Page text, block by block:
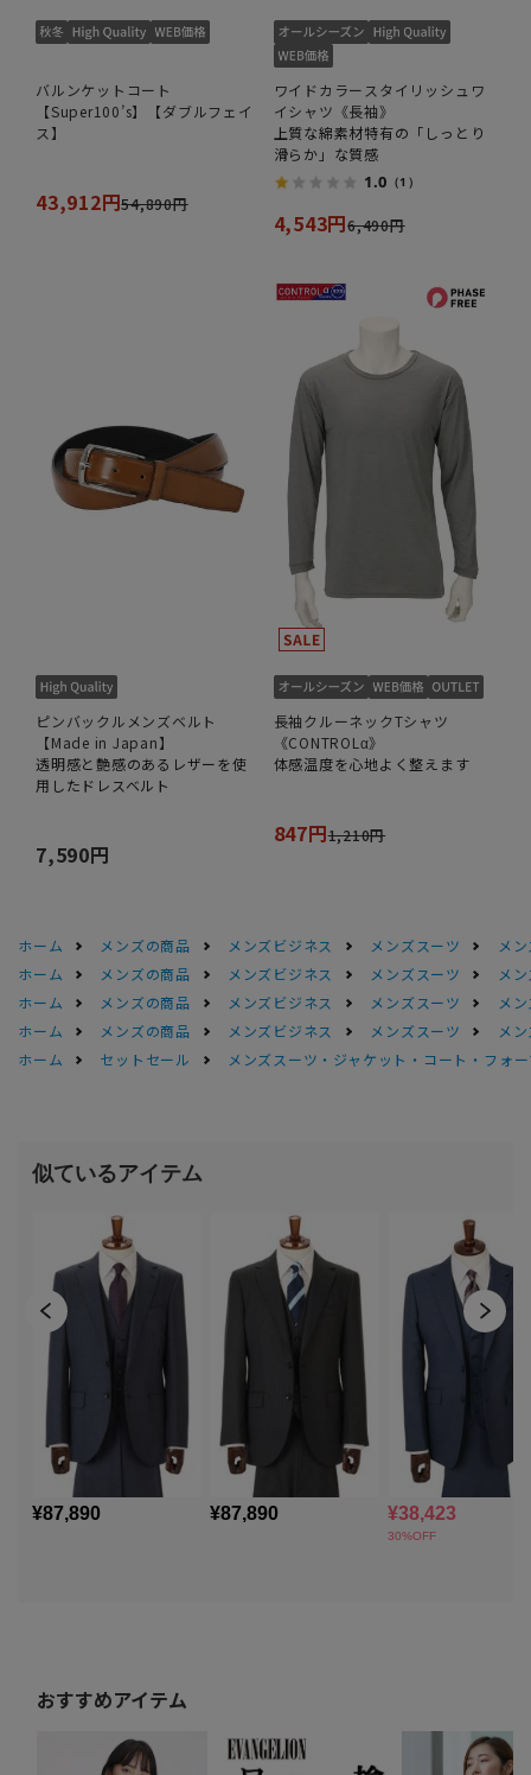
バルンケットコート
【Super100’s】【ダブルフェイ
ス】
43,912円54,890円
ワイドカラースタイリッシュワ
イシャツ《長袖》
上質な綿素材特有の「しっとり
滑らか」な質感
1.0 （1）
4,543円6,490円
ピンバックルメンズベルト
【Made in Japan】
透明感と艶感のあるレザーを使
用したドレスベルト
7,590円
長袖クルーネックTシャツ
《CONTROLα》
体感温度を心地よく整えます
847円1,210円
ホーム メンズの商品 メンズビジネス メンズスーツ
メ
ホーム
メンズの商品 メンズビジネス メンズスーツ
メ
ホーム
メンズの商品 メンズビジネス メンズスーツ
メ
ホーム
メンズの商品 メンズビジネス メンズスーツ
メ
ホーム
セットセール メンズスーツ・ジャケット・コート・フォ